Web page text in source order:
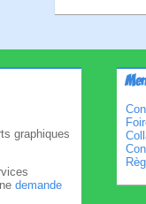
graphiques
demande